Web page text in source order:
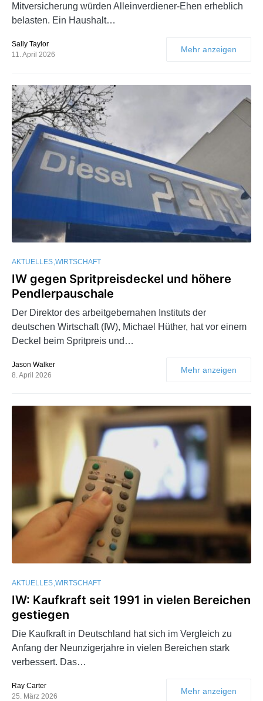
Mitversicherung würden Alleinverdiener-Ehen erheblich
belasten. Ein Haushalt…
Sally Taylor
11. April 2026
Mehr anzeigen
AKTUELLES WIRTSCHAFT
IW gegen Spritpreisdeckel und höhere
Pendlerpauschale
Der Direktor des arbeitgebernahen Instituts der
deutschen Wirtschaft (IW), Michael Hüther, hat vor einem
Deckel beim Spritpreis und…
Jason Walker
8. April 2026
Mehr anzeigen
AKTUELLES WIRTSCHAFT
IW: Kaufkraft seit 1991 in vielen Bereichen
gestiegen
Die Kaufkraft in Deutschland hat sich im Vergleich zu
Anfang der Neunzigerjahre in vielen Bereichen stark
verbessert. Das…
Ray Carter
25. März 2026
Mehr anzeigen